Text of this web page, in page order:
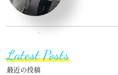
Latest Posts
最近の投稿